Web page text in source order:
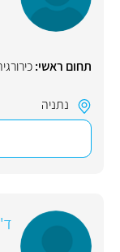
תחום ראשי:
נתניה